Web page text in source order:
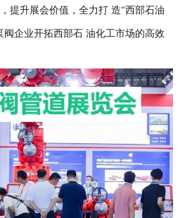
提升展会价值，全力打 造“西部石油
阀企业开拓西部石 油化工市场的高效